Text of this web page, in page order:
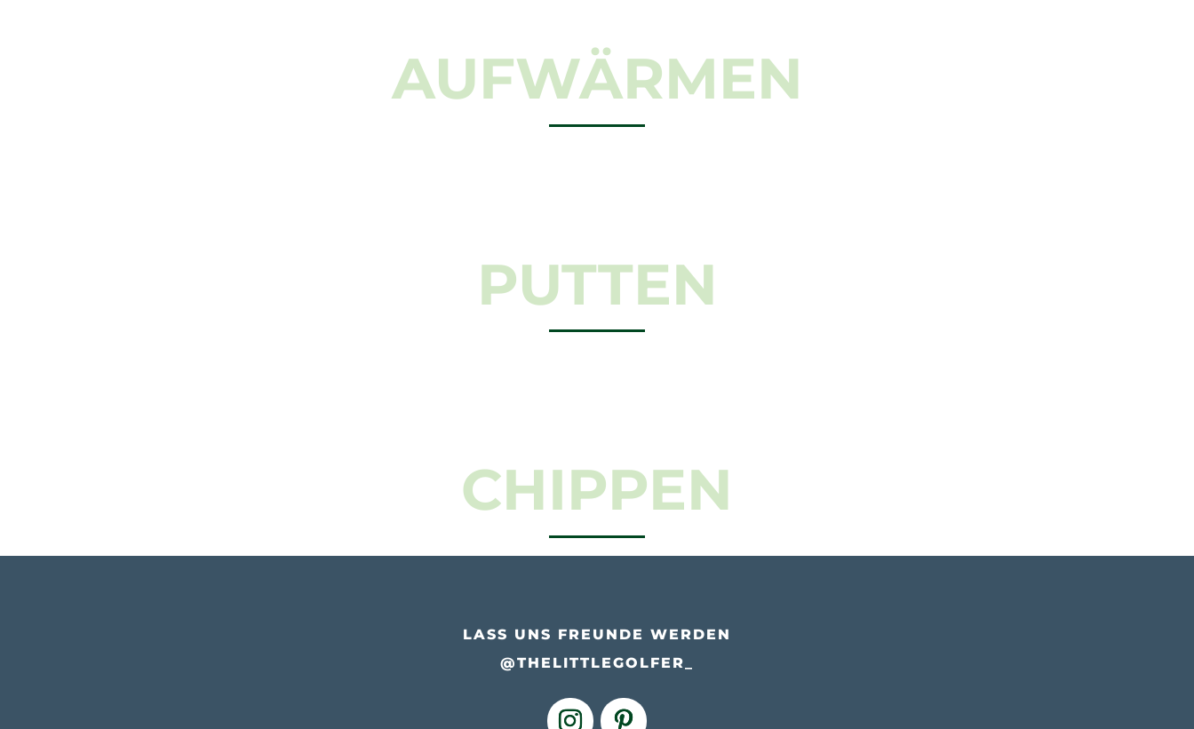
AUFWÄRMEN
PUTTEN
CHIPPEN
LASS UNS FREUNDE WERDEN
@THELITTLEGOLFER_